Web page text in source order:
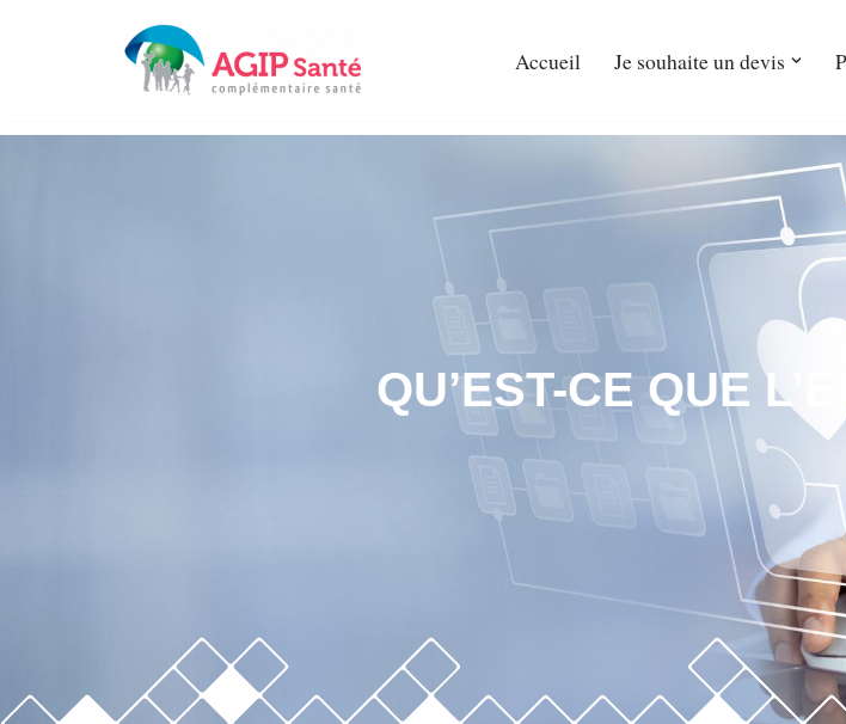
contenu
Accueil Je souhaite un devis
QU’EST-CE QUE